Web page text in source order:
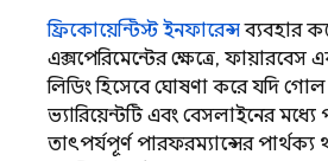
ফ্রিকোয়েন্টিস্ট ইনফারেন্সব্যবহার
এক্সপেরিমেন্টের ক্ষেত্রে, ফায়ারবেস
লিডিং হিসেবে ঘোষণা করে যদি গোল
ভ্যারিয়েন্টটি এবং বেসলাইনের
তাৎপর্যপূর্ণ পারফরম্যান্সের